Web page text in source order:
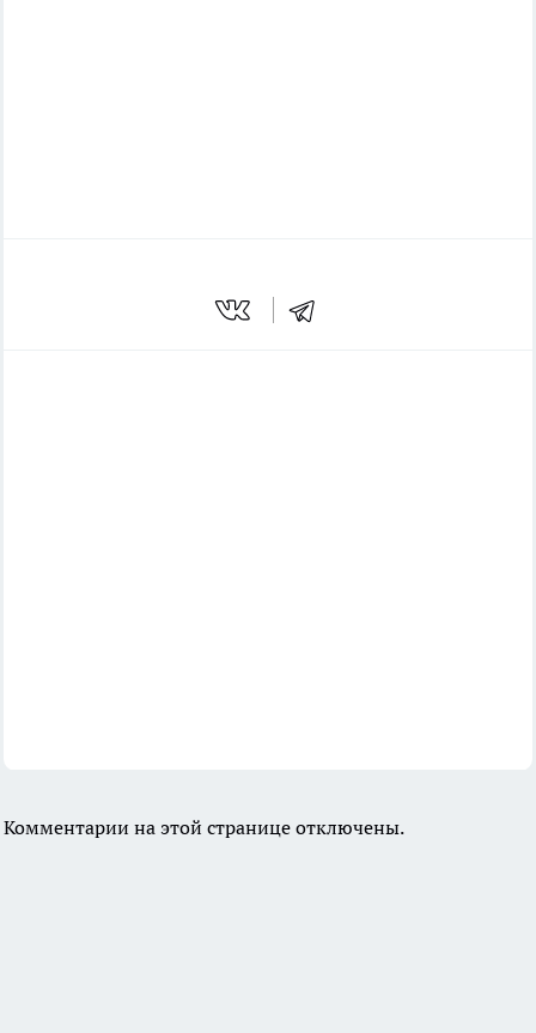
Комментарии на этой странице отключены.